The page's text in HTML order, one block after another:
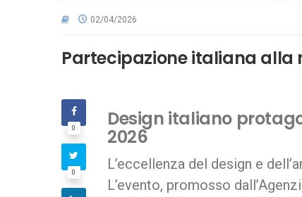
02/04/2026
Partecipazione italiana alla
Design italiano
2026
L’eccellenza del design e
L’evento, promosso
0
0